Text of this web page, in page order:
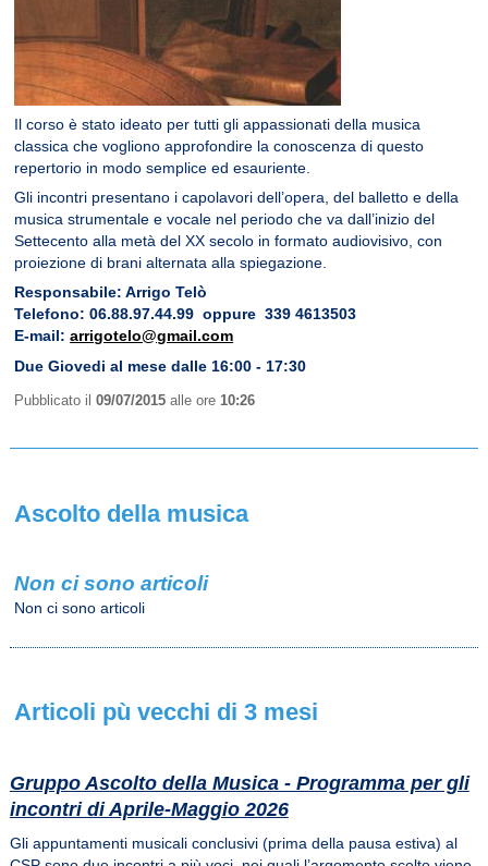
Il corso è stato ideato per tutti gli appassionati della musica
classica che vogliono approfondire la conoscenza di questo
repertorio in modo semplice ed esauriente.
Gli incontri presentano i capolavori dell’opera, del balletto e della
musica strumentale e vocale nel periodo che va dall’inizio del
Settecento alla metà del XX secolo in formato audiovisivo, con
proiezione di brani alternata alla spiegazione.
Responsabile: Arrigo Telò
Telefono: 06.88.97.44.99 oppure 339 4613503
E-mail:arrigotelo@gmail.com
Due Giovedi al mese dalle 16:00 - 17:30
Pubblicato il09/07/2015 alle ore10:26
Ascolto della musica
Non ci sono articoli
Non ci sono articoli
Articoli pù vecchi di 3 mesi
Gruppo Ascolto della Musica - Programma per gli
incontri di Aprile-Maggio 2026
Gli appuntamenti musicali conclusivi (prima della pausa estiva) al